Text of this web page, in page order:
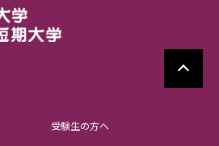
受験生の方へ